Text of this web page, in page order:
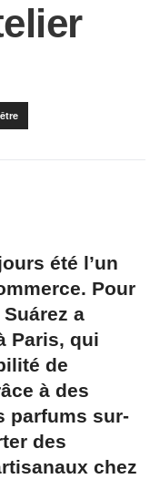
été l’un
Pour
a
Paris, qui
de
à des
parfums sur-
des
chez